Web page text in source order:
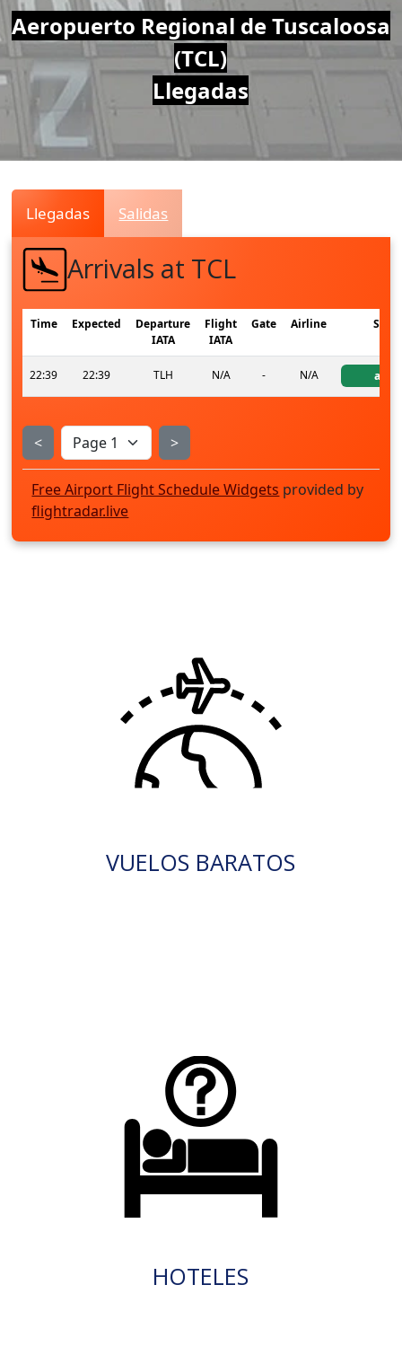
Air
Traffic
Live
Aeropuerto Regional de Tuscaloosa
(TCL)
Llegadas
Llegadas Salidas
Arrivals at TCL
Time Expected
Departure
IATA
Flight
IATA
Gate Airline
22:39 22:39 TLH N/A - N/A
< >
Free Airport Flight Schedule Widgets provided by
flightradar.live
VUELOS BARATOS
HOTELES